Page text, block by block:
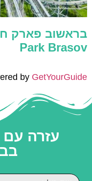
Park Brasov
by GetYourGuide
עזרה עם